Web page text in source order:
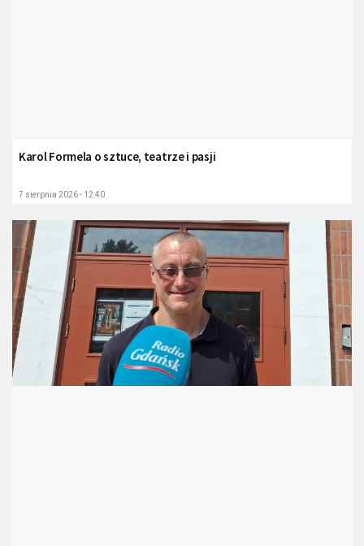
Karol Formela o sztuce, teatrze i pasji
7 sierpnia 2026 - 12:40